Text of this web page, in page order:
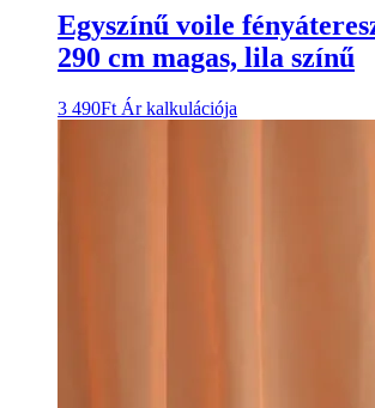
Egyszínű voile
290 cm magas, lila színű
3 490Ft Ár kalkulációja